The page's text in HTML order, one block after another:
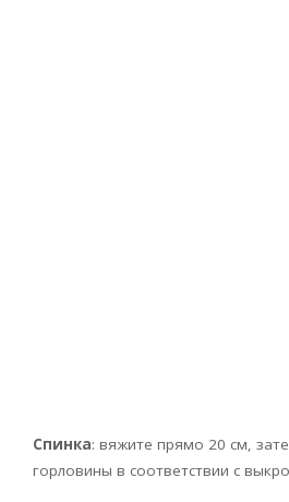
Спинка: вяжите прямо 20 см,
горловины в соответствии с